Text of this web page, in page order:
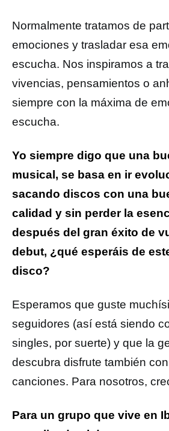
Normalmente tratamos de
emociones y trasladar esa
escucha. Nos inspiramos a
vivencias, pensamientos o
siempre con la máxima de
escucha.
Yo siempre digo que una
musical, se basa en ir
sacando discos con una
calidad y sin perder la
después del gran éxito de
debut, ¿qué esperáis de
disco?
Esperamos que guste
seguidores (así está siendo
singles, por suerte) y que la
descubra disfrute también
canciones. Para nosotros,
Para un grupo que vive en